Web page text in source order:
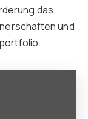
das
und